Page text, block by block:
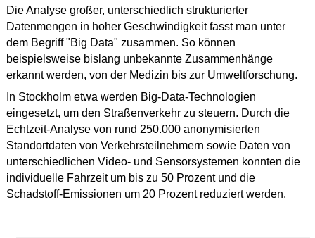
Die Analyse großer, unterschiedlich strukturierter
Datenmengen in hoher Geschwindigkeit fasst man unter
dem Begriff "Big Data" zusammen. So können
beispielsweise bislang unbekannte Zusammenhänge
erkannt werden, von der Medizin bis zur Umweltforschung.
In Stockholm etwa werden Big-Data-Technologien
eingesetzt, um den Straßenverkehr zu steuern. Durch die
Echtzeit-Analyse von rund 250.000 anonymisierten
Standortdaten von Verkehrsteilnehmern sowie Daten von
unterschiedlichen Video- und Sensorsystemen konnten die
individuelle Fahrzeit um bis zu 50 Prozent und die
Schadstoff-Emissionen um 20 Prozent reduziert werden.